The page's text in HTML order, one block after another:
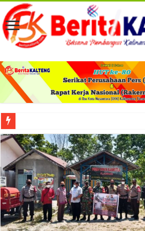
Viral! Selama Dua Bulan Lebih Siltap Serta